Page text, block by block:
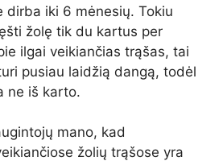
dirba iki 6 mėnesių. Tokiu
žolę tik du kartus per
ilgai veikiančias trąšas, tai
pusiau laidžią dangą, todėl
ne iš karto.
mano, kad
žolių trąšose yra